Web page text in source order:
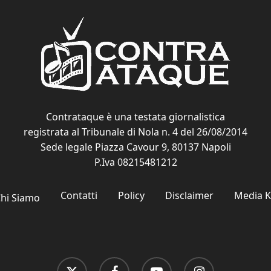
Contrataque è una testata giornalistica
registrata al Tribunale di Nola n. 4 del 26/08/2014
Sede legale Piazza Cavour 9, 80137 Napoli
P.Iva 08215481212
Siamo Contatti Policy Disclaimer Media
x-
facebook youtube instagram